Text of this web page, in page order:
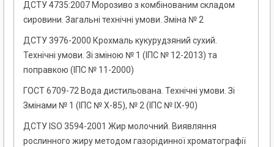
ДСТУ 4735:2007 Морозиво з комбінованим складом
сировини. Загальні технічні умови. Зміна № 2
ДСТУ 3976-2000 Крохмаль кукурудзяний cухий.
Технічні умови. Зі зміною № 1 (ІПС № 12-2013) та
поправкою (ІПС № 11-2000)
ГОСТ 6709-72 Вода дистильована. Технічні умови. Зі
Змінами № 1 (ІПС № Х-85), № 2 (ІПС № IХ-90)
ДСТУ ISO 3594-2001 Жир молочний. Виявляння
рослинного жиру методом газорідинної хроматографії